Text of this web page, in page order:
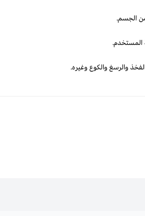
الجسم.
المستخدم.
والرسغ والكوع وغيره.